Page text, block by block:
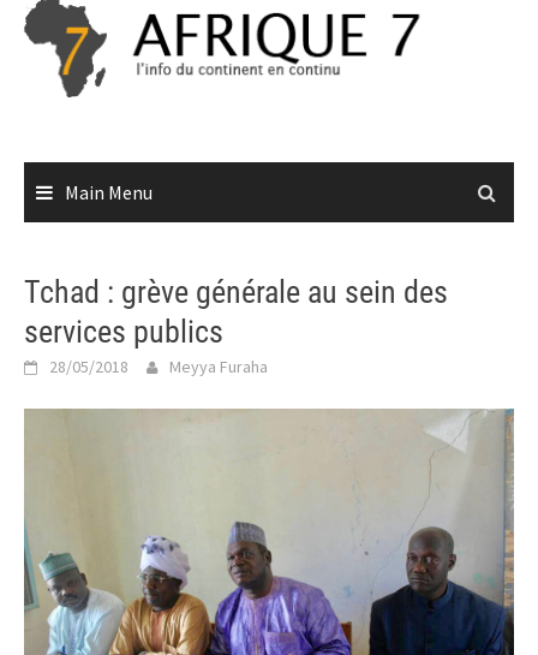
Skip
content
Main Menu
Tchad : grève générale au sein des
services publics
28/05/2018 Meyya Furaha